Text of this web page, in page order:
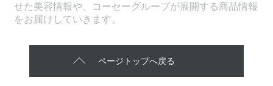
せた美容情報や、コーセーグループが展開する商品情報
をお届けしていきます。
ページトップへ戻る